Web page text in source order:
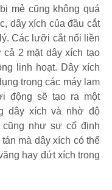
mẻ cũng không quá
dây xích của đầu cắt
Các lưỡi cắt nối liền
2 mặt dây xích tạo
linh hoạt. Dây xích
trong các máy lam
động sẽ tạo ra một
dây xích và nhờ độ
cũng như sự cố định
mà dây xích có thể
hay đứt xích trong